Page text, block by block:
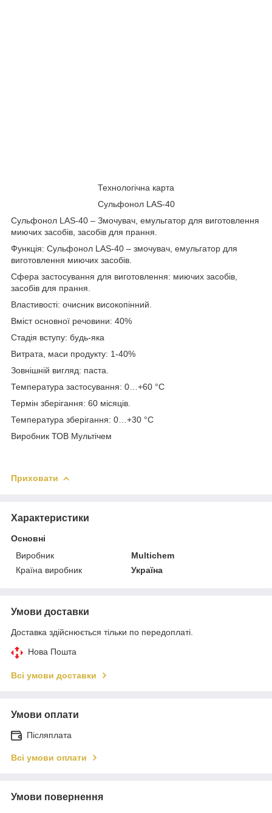
Технологічна карта
Сульфонол LAS-40
Сульфонол LAS-40 – Змочувач, емульгатор для виготовлення
миючих засобів, засобів для прання.
Функція: Сульфонол LAS-40 – змочувач, емульгатор для
виготовлення миючих засобів.
Сфера застосування для виготовлення: миючих засобів,
засобів для прання.
Властивості: очисник високопінний.
Вміст основної речовини: 40%
Стадія вступу: будь-яка
Витрата, маси продукту: 1-40%
Зовнішній вигляд: паста.
Температура застосування: 0…+60 °C
Термін зберігання: 60 місяців.
Температура зберігання: 0…+30 °C
Виробник ТОВ Мультічем
Приховати
Характеристики
Основні
Виробник
Multichem
Країна виробник
Україна
Умови доставки
Доставка здійснюється тільки по передоплаті.
Нова Пошта
Всі умови доставки
Умови оплати
Післяплата
Всі умови оплати
Умови повернення